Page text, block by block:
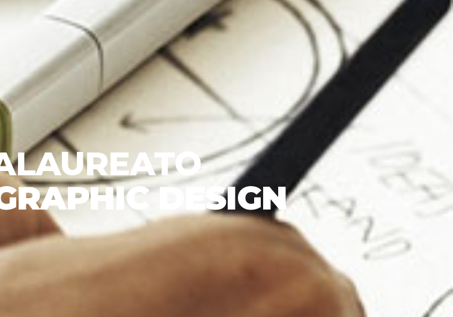
DESIGN